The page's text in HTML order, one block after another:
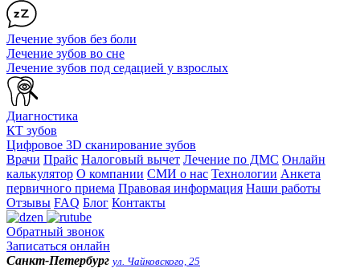
Лечение зубов без боли
Лечение зубов во сне
Лечение зубов под седацией у взрослых
Диагностика
КТ зубов
Цифровое 3D сканирование зубов
Врачи Прайс Налоговый вычет Лечение по ДМС Онлайн
калькулятор О компании СМИ о нас Технологии Анкета
первичного приема Правовая информация Наши работы
Отзывы FAQ Блог Контакты
Обратный звонок
Записаться онлайн
Санкт-Петербург ул. Чайковского, 25